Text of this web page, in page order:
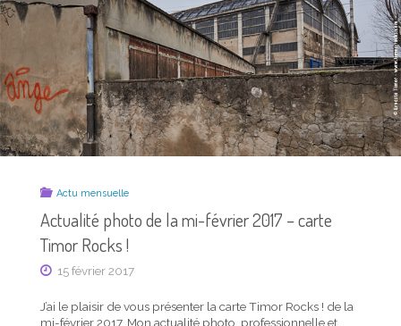
ROCKS !"
Actu mensuelle
Actualité photo de la mi-février 2017 – carte
Timor Rocks !
15 février 2017
J’ai le plaisir de vous présenter la carte Timor Rocks ! de la
mi-février 2017. Mon actualité photo, professionnelle et